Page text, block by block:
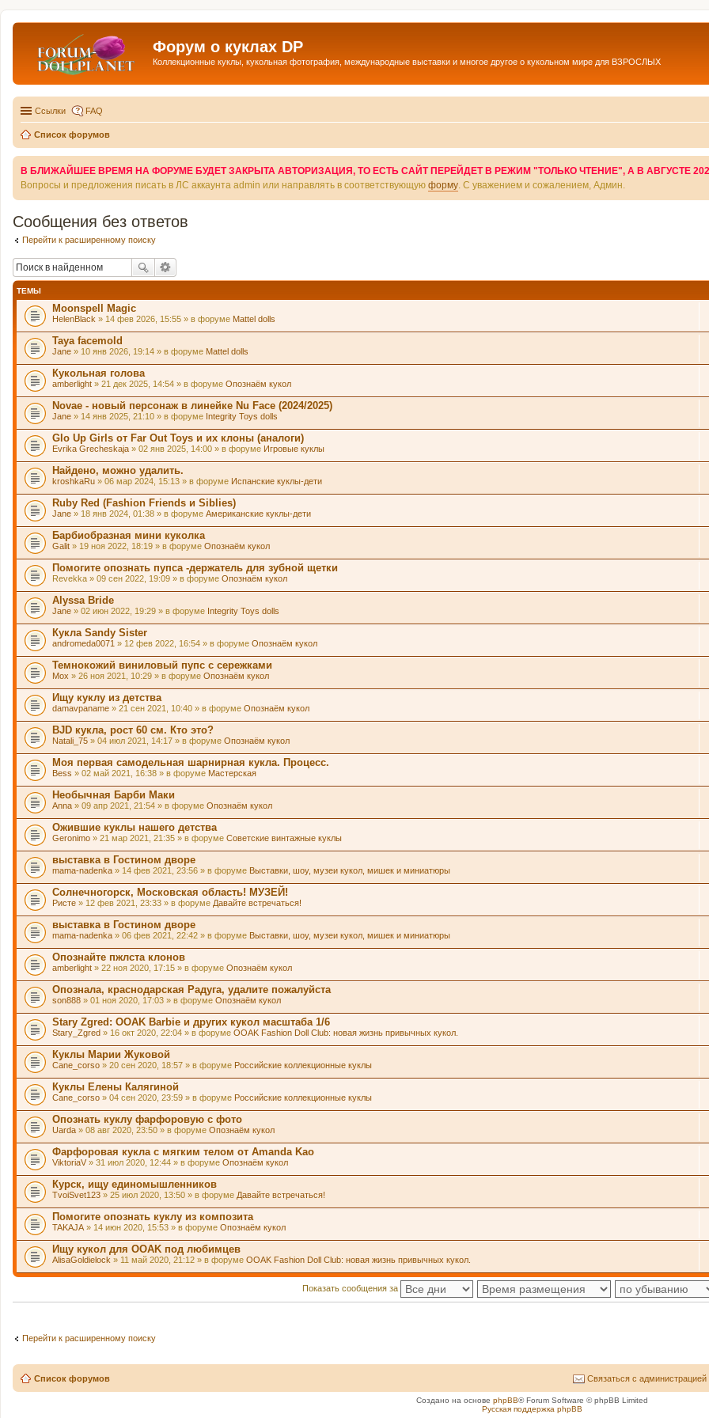
Форум о куклах DP
Коллекционные куклы, кукольная фотография, международные выставки и многое другое о кукольном мире для ВЗРОСЛЫХ
Ссылки FAQ
Список форумов
В БЛИЖАЙШЕЕ ВРЕМЯ НА ФОРУМЕ БУДЕТ ЗАКРЫТА АВТОРИЗАЦИЯ, ТО ЕСТЬ САЙТ ПЕРЕЙДЕТ В РЕЖИМ "ТОЛЬКО ЧТЕНИЕ", А В АВГУСТЕ
Вопросы и предложения писать в ЛС аккаунта admin или направлять в соответствующую форму . С уважением и сожалением, Админ.
Сообщения без ответов
Перейти к расширенному поиску
ТЕМЫ
Moonspell Magic
HelenBlack » 14 фев 2026, 15:55 » в форуме Mattel dolls
Taya facemold
Jane » 10 янв 2026, 19:14 » в форуме Mattel dolls
Кукольная голова
amberlight » 21 дек 2025, 14:54 » в форуме Опознаём кукол
Novae - новый персонаж в линейке Nu Face (2024/2025)
Jane » 14 янв 2025, 21:10 » в форуме Integrity Toys dolls
Glo Up Girls от Far Out Toys и их клоны (аналоги)
Evrika Grecheskaja » 02 янв 2025, 14:00 » в форуме Игровые куклы
Найдено, можно удалить.
kroshkaRu » 06 мар 2024, 15:13 » в форуме Испанские куклы-дети
Ruby Red (Fashion Friends и Siblies)
Jane » 18 янв 2024, 01:38 » в форуме Американские куклы-дети
Барбиобразная мини куколка
Galit » 19 ноя 2022, 18:19 » в форуме Опознаём кукол
Помогите опознать пупса -держатель для зубной щетки
Revekka » 09 сен 2022, 19:09 » в форуме Опознаём кукол
Alyssa Bride
Jane » 02 июн 2022, 19:29 » в форуме Integrity Toys dolls
Кукла Sandy Sister
andromeda0071 » 12 фев 2022, 16:54 » в форуме Опознаём кукол
Темнокожий виниловый пупс с сережками
Mox » 26 ноя 2021, 10:29 » в форуме Опознаём кукол
Ищу куклу из детства
damavpaname » 21 сен 2021, 10:40 » в форуме Опознаём кукол
BJD кукла, рост 60 см. Кто это?
Natali_75 » 04 июл 2021, 14:17 » в форуме Опознаём кукол
Моя первая самодельная шарнирная кукла. Процесс.
Bess » 02 май 2021, 16:38 » в форуме Мастерская
Необычная Барби Маки
Anna » 09 апр 2021, 21:54 » в форуме Опознаём кукол
Ожившие куклы нашего детства
Geronimo » 21 мар 2021, 21:35 » в форуме Советские винтажные куклы
выставка в Гостином дворе
mama-nadenka » 14 фев 2021, 23:56 » в форуме Выставки, шоу, музеи кукол, мишек и миниатюры
Солнечногорск, Московская область! МУЗЕЙ!
Ристе » 12 фев 2021, 23:33 » в форуме Давайте встречаться!
выставка в Гостином дворе
mama-nadenka » 06 фев 2021, 22:42 » в форуме Выставки, шоу, музеи кукол, мишек и миниатюры
Опознайте пжлста клонов
amberlight » 22 ноя 2020, 17:15 » в форуме Опознаём кукол
Опознала, краснодарская Радуга, удалите пожалуйста
son888 » 01 ноя 2020, 17:03 » в форуме Опознаём кукол
Stary Zgred: OOAK Barbie и других кукол масштаба 1/6
Stary_Zgred » 16 окт 2020, 22:04 » в форуме OOAK Fashion Doll Club: новая жизнь привычных кукол.
Куклы Марии Жуковой
Cane_corso » 20 сен 2020, 18:57 » в форуме Российские коллекционные куклы
Куклы Елены Калягиной
Cane_corso » 04 сен 2020, 23:59 » в форуме Российские коллекционные куклы
Опознать куклу фарфоровую с фото
Uarda » 08 авг 2020, 23:50 » в форуме Опознаём кукол
Фарфоровая кукла с мягким телом от Amanda Kao
ViktoriaV» 31 июл 2020, 12:44 » в форуме Опознаём кукол
Курск, ищу единомышленников
TvoiSvet123 » 25 июл 2020, 13:50 » в форуме Давайте встречаться!
Помогите опознать куклу из композита
TAKAJA » 14 июн 2020, 15:53 » в форуме Опознаём кукол
Ищу кукол для OOAK под любимцев
AlisaGoldielock » 11 май 2020, 21:12 » в форуме OOAK Fashion Doll Club: новая жизнь привычных кукол.
Показать сообщения за
Перейти к расширенному поиску
Список форумов Связаться с администрацией
Создано на основе phpBB® Forum Software © phpBB Limited
Русская поддержка phpBB